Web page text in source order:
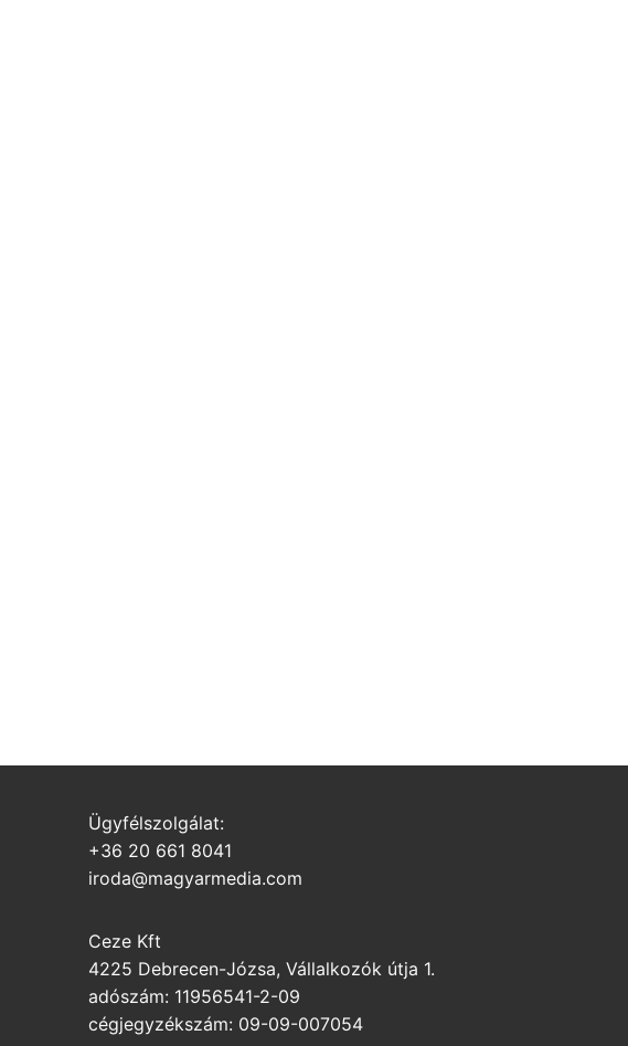
Ügyfélszolgálat:
+36 20 661 8041
iroda@magyarmedia.com
Ceze Kft
4225 Debrecen-Józsa, Vállalkozók útja 1.
adószám: 11956541-2-09
cégjegyzékszám: 09-09-007054